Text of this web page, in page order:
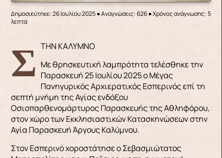
Δημοσιεύτηκε: 26 Ιουλίου 2025●Αναγνώσεις: 626● Χρόνος ανάγνωσης: 5
λεπτά
ΣΤΗΝ ΚΑΛΥΜΝΟ
Με θρησκευτική λαμπρότητα τελέσθηκε την
Παρασκευή 25 Ιουλίου 2025 ο Μέγας
Πανηγυρικός Αρχιερατικός Εσπερινός επί τη
σεπτή μνήμη της Αγίας ενδόξου
Οσιοπαρθενομάρτυρος Παρασκευής της Αθληφόρου,
στον χώρο των Εκκλησιαστικών Κατασκηνώσεων στην
Αγία Παρασκευή Άργους Καλύμνου.
Στον Εσπερινό χοροστάτησε ο Σεβασμιώτατος